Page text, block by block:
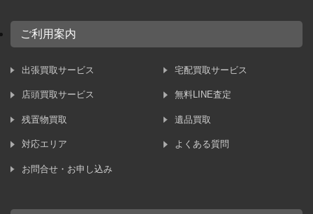
ご利用案内
出張買取サービス 宅配買取サービス
店頭買取サービス 無料LINE査定
残置物買取 遺品買取
対応エリア よくある質問
お問合せ・お申し込み